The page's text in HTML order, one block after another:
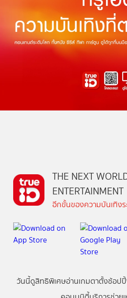
THE NEXT
ENTERTAINMENT
อีกขั้นของความบันเทิง
วันนี้ดูสิทธิพิเศษอ่านเกมตาตั้งช้อป